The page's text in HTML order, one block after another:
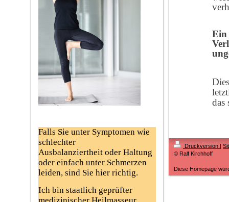
Falls Sie unter Symptomen wie
schlechter
Ausbalanziertheit oder Haltung
oder einfach unter Schmerzen
leiden, sind Sie hier richtig.
Ich bin staatlich geprüfter
Ein
das
Druckversion |
© Ralf Kirchhoff
Diese Homepage